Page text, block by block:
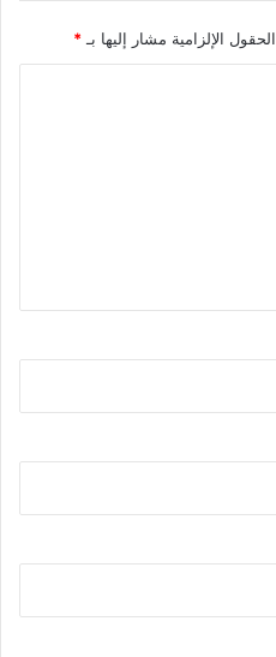
الحقول الإلزامية مشار إليها بـ*